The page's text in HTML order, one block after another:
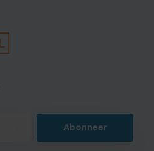
Abonneer